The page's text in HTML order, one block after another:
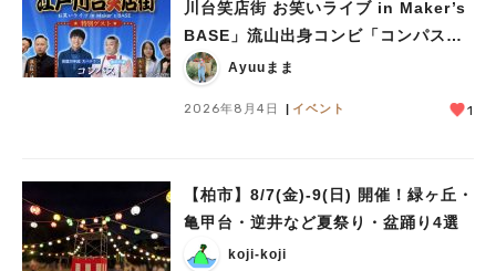
川台笑店街 お笑いライブ in Maker’s
BASE」流山出身コンビ「コンパス」
も登場！8/23（日）
Ayuuまま
2026年8月4日 イベント 1
【柏市】8/7(金)‐9(日) 開催！緑ヶ丘・
亀甲台・逆井など夏祭り・盆踊り4選
koji-koji